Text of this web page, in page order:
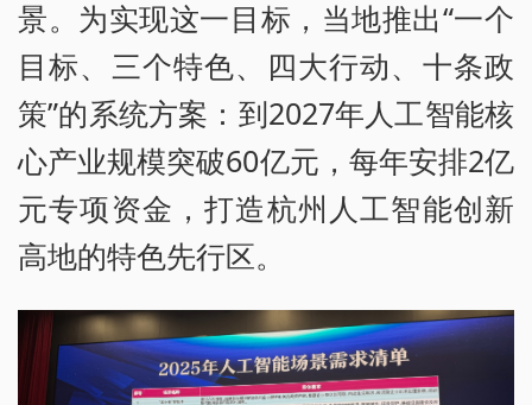
景。为实现这一目标，当地推出“一个
目标、三个特色、四大行动、十条政
策”的系统方案：到2027年人工智能核
心产业规模突破60亿元，每年安排2亿
元专项资金，打造杭州人工智能创新
高地的特色先行区。